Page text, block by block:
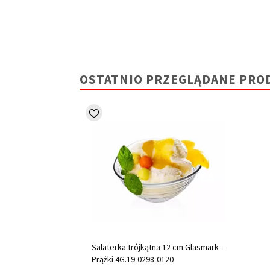
OSTATNIO PRZEGLĄDANE
Salaterka trójkątna 12 cm Glasmark -
Prążki 4G.19-0298-0120